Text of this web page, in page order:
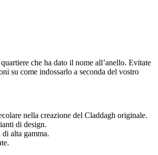
che ha dato il nome all’anello. Evitate
su come indossarlo a seconda del vostro
nella creazione del Claddagh originale.
di design.
alta gamma.